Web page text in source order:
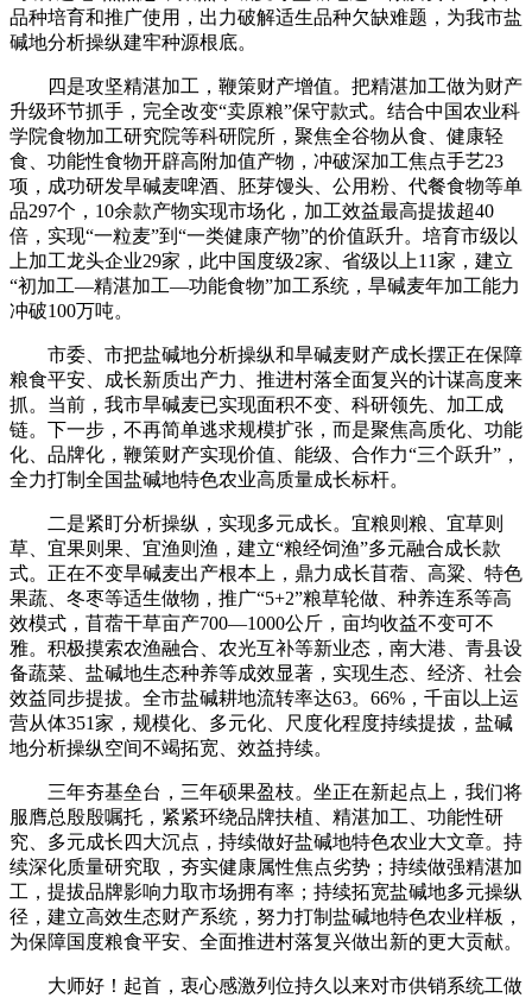
品种培育和推广使用，出力破解适生品种欠缺难题，为我市盐
碱地分析操纵建牢种源根底。
四是攻坚精湛加工，鞭策财产增值。把精湛加工做为财产
升级环节抓手，完全改变“卖原粮”保守款式。结合中国农业科
学院食物加工研究院等科研院所，聚焦全谷物从食、健康轻
食、功能性食物开辟高附加值产物，冲破深加工焦点手艺23
项，成功研发旱碱麦啤酒、胚芽馒头、公用粉、代餐食物等单
品297个，10余款产物实现市场化，加工效益最高提拔超40
倍，实现“一粒麦”到“一类健康产物”的价值跃升。培育市级以
上加工龙头企业29家，此中国度级2家、省级以上11家，建立
“初加工—精湛加工—功能食物”加工系统，旱碱麦年加工能力
冲破100万吨。
市委、市把盐碱地分析操纵和旱碱麦财产成长摆正在保障
粮食平安、成长新质出产力、推进村落全面复兴的计谋高度来
抓。当前，我市旱碱麦已实现面积不变、科研领先、加工成
链。下一步，不再简单逃求规模扩张，而是聚焦高质化、功能
化、品牌化，鞭策财产实现价值、能级、合作力“三个跃升”，
全力打制全国盐碱地特色农业高质量成长标杆。
二是紧盯分析操纵，实现多元成长。宜粮则粮、宜草则
草、宜果则果、宜渔则渔，建立“粮经饲渔”多元融合成长款
式。正在不变旱碱麦出产根本上，鼎力成长苜蓿、高粱、特色
果蔬、冬枣等适生做物，推广“5+2”粮草轮做、种养连系等高
效模式，苜蓿干草亩产700—1000公斤，亩均收益不变可不
雅。积极摸索农渔融合、农光互补等新业态，南大港、青县设
备蔬菜、盐碱地生态种养等成效显著，实现生态、经济、社会
效益同步提拔。全市盐碱耕地流转率达63。66%，千亩以上运
营从体351家，规模化、多元化、尺度化程度持续提拔，盐碱
地分析操纵空间不竭拓宽、效益持续。
三年夯基垒台，三年硕果盈枝。坐正在新起点上，我们将
服膺总殷殷嘱托，紧紧环绕品牌扶植、精湛加工、功能性研
究、多元成长四大沉点，持续做好盐碱地特色农业大文章。持
续深化质量研究取，夯实健康属性焦点劣势；持续做强精湛加
工，提拔品牌影响力取市场拥有率；持续拓宽盐碱地多元操纵
径，建立高效生态财产系统，努力打制盐碱地特色农业样板，
为保障国度粮食平安、全面推进村落复兴做出新的更大贡献。
大师好！起首，衷心感激列位持久以来对市供销系统工做